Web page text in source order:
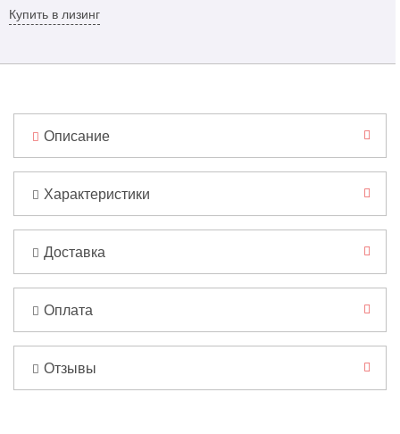
Купить в лизинг
Описание
Характеристики
Доставка
Оплата
Отзывы